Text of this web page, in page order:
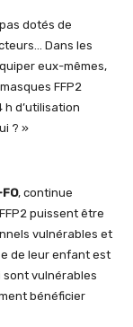
dotés de
Dans les
eux-mêmes,
FFP2
h d’utilisation
? »
, continue
puissent être
vulnérables et
de leur enfant est
sont vulnérables
bénéficier